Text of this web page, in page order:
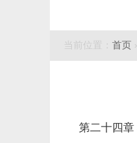
当前位置： 首页 ›
第二十四章